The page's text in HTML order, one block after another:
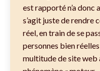
est rapporté n’a donc
s’agit juste de rendre
réel, en train de se
personnes bien
multitude de site web